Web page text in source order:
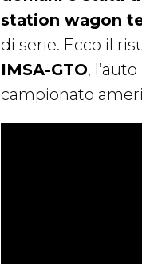
station wagon
di serie. Ecco il
IMSA-GTO,
campionato